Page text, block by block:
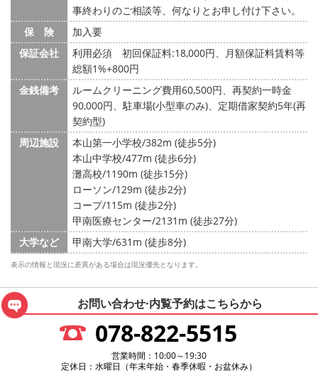
事終わりのご相談等、何なりとお申し付け下さい。
保 険
加入要
保証会社
利用必須 初回保証料:18,000円、月額保証料賃料等
総額1%+800円
金銭備考
ルームクリーニング費用60,500円、再契約一時金
90,000円、駐車場(小型車のみ)、定期借家契約5年(再
契約型)
周辺施設
本山第一小学校/382m (徒歩5分)
本山中学校/477m (徒歩6分)
灘高校/1190m (徒歩15分)
ローソン/129m (徒歩2分)
コープ/115m (徒歩2分)
甲南医療センター/2131m (徒歩27分)
大学など
甲南大学/631m (徒歩8分)
表示の情報と現況に差異がある場合は現況優先となります。
お問い合わせ·内覧予約はこちらから
078-822-5515
営業時間：10:00～19:30
定休日：水曜日（年末年始・春季休暇・お盆休み）